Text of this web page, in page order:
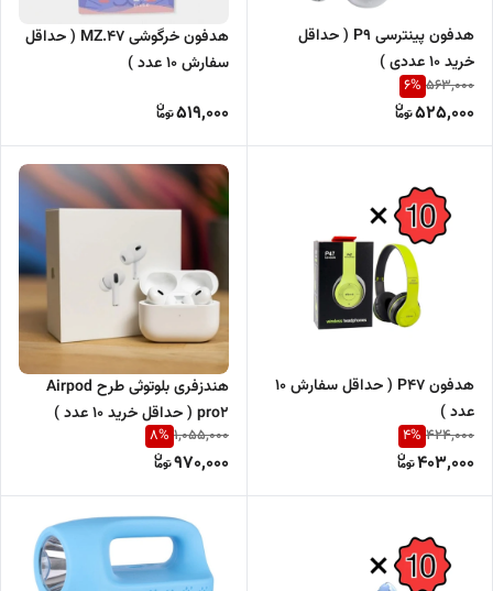
هدفون پینترسی P9 ( حداقل
خرید 10 عددی )
563,000
6%
525,000
هدفون خرگوشی MZ.47 ( حداقل
سفارش 10 عدد )
519,000
هدفون P47 ( حداقل سفارش 10
عدد )
424,000
4%
403,000
هندزفری بلوتوثی طرح Airpod
pro2 ( حداقل خرید 10 عدد )
1,055,000
8%
970,000